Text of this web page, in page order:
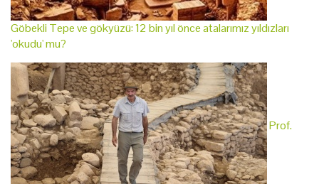
Göbekli Tepe ve gökyüzü: 12 bin yıl önce atalarımız yıldızları
'okudu' mu?
Prof.